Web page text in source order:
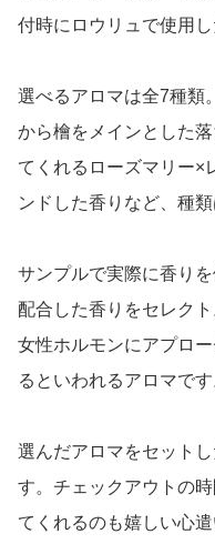
付時にロウリュで使用
選べるアロマは全7種類
から檜をメインとした
てくれるローズマリー×
ンドした香りなど、種類
サンプルで実際に香り
配合した香りをセレクト
女性ホルモンにアプロ
るといわれるアロマです
選んだアロマをセット
す。チェックアウトの
てくれるのも嬉しい心遣